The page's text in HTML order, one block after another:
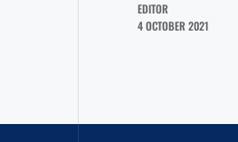
EDITOR
4 OCTOBER 2021